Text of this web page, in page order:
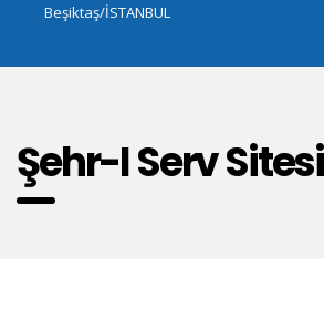
Beşiktaş/İSTANBUL
Şehr-I Serv Sitesi